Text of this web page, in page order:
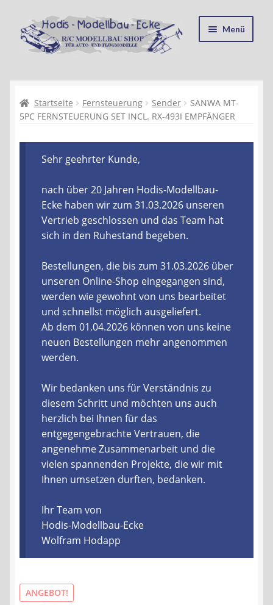
Zur
Navigation
springen
Zum
Inhalt
springen
Menü
Kasse
Recycling, Entsorgung und Umwelt
Shop
Warenkorb
Ablauf einer Bestellung
Liefer- und Versandkosten
Zahlungsarten
Lieferzeit & Verfügbarkeit
Gutschein
Batterien- und Akku Verordnung
Elektro- und Elektronikgeräte Verordnung
Vereine & Foren
Kontakt
AGB
Startseite Fernsteuerung Sender
SANWA MT-
5PC FERNSTEUERUNG SET INCL. RX-493I EMPFÄNGER
Sehr geehrter Kunde,
nach über 20 Jahren Hodis-Modellbau-
Ecke haben wir zum 31.03.2026 unseren
Vertrieb geschlossen und das Team hat
sich in den Ruhestand begeben.
Bestellungen, die bis zum 31.03.2026 über
unseren Online-Shop eingegangen sind,
werden wie gewohnt von uns bearbeitet
und schnellst möglich ausgeliefert.
Ab dem 01.04.2026 können von uns keine
neuen Bestellungen mehr angenommen
werden.
Wir bedanken uns für Verständnis zu
diesem Schritt und möchten uns auch
herzlich bei Ihnen für das
entgegengebrachte Vertrauen, die
angenehme Zusammenarbeit und die
vielen spannenden Projekte, die wir mit
Ihnen umsetzen durften, bedanken.
Ihr Team von
Hodis-Modellbau-Ecke
Wolfram Hodapp
ANGEBOT!